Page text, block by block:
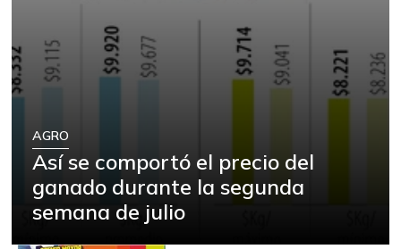
AGRO
Así se comportó el precio del
ganado durante la segunda
semana de julio